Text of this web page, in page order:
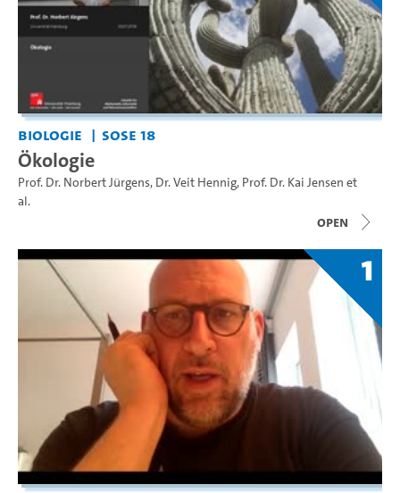
Biologie SoSe 18
Ökologie
Prof. Dr. Norbert Jürgens, Dr. Veit Hennig, Prof. Dr. Kai Jensen et
al.
open
1